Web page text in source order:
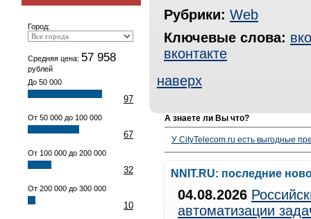
Город:
Средняя цена: 57 958
рублей
До 50 000
97
От 50 000 до 100 000
67
От 100 000 до 200 000
32
От 200 000 до 300 000
10
Рубрики: Web
Ключевые слова:
вконтакте
наверх
А знаете ли Вы что?
У CityTelecom.ru есть выгодные
NNIT.RU: последние
04.08.2026
автоматизации